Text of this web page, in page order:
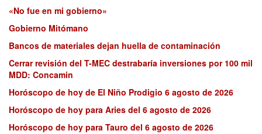
«No fue en mi gobierno»
Gobierno Mitómano
Bancos de materiales dejan huella de contaminación
Cerrar revisión del T-MEC destrabaría inversiones por 100 mil
MDD: Concamin
Horóscopo de hoy de El Niño Prodigio 6 agosto de 2026
Horóscopo de hoy para Aries del 6 agosto de 2026
Horóscopo de hoy para Tauro del 6 agosto de 2026